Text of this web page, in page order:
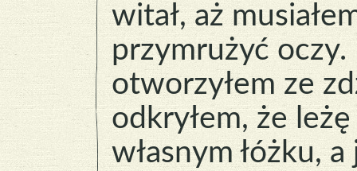
witał, aż
przymrużyć oczy.
otworzyłem ze
odkryłem, że
własnym łóżku, a